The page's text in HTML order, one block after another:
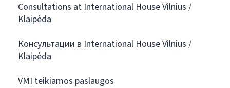
Consultations at International House Vilnius /
Klaipėda
Консультации в International House Vilnius /
Klaipėda
VMI teikiamos paslaugos